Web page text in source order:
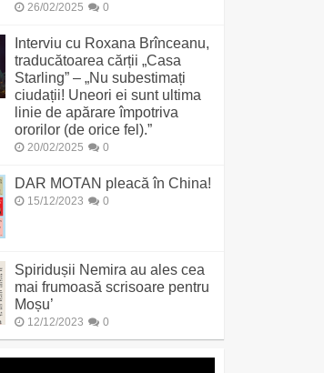
26/02/2025 0
Interviu cu Roxana Brînceanu,
traducătoarea cărții „Casa
Starling” – „Nu subestimați
ciudații! Uneori ei sunt ultima
linie de apărare împotriva
ororilor (de orice fel).”
20/02/2025 0
DAR MOTAN pleacă în China!
15/12/2023 0
Spiridușii Nemira au ales cea
mai frumoasă scrisoare pentru
Moșu’
12/12/2023 0